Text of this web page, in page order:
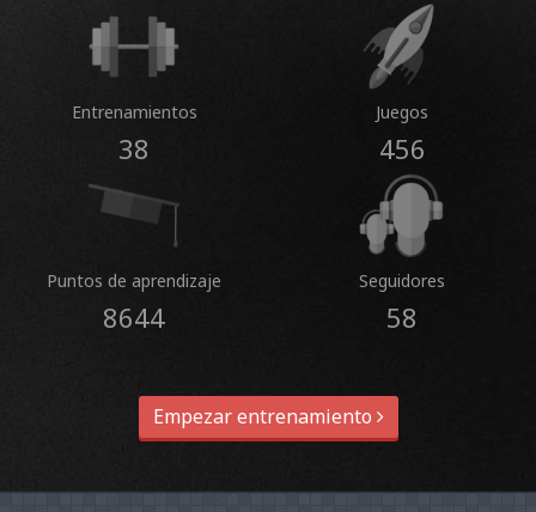
Entrenamientos
38
Juegos
456
Puntos de aprendizaje
8644
Seguidores
58
Empezar entrenamiento